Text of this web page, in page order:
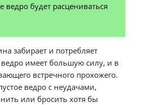
ведро будет расцениваться
забирает и потребляет
имеет большую силу, и в
встречного прохожего.
ведро с неудачами,
или бросить хотя бы